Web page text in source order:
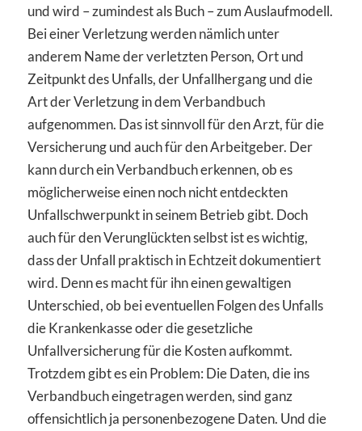
und wird – zumindest als Buch – zum Auslaufmodell.
Bei einer Verletzung werden nämlich unter
anderem Name der verletzten Person, Ort und
Zeitpunkt des Unfalls, der Unfallhergang und die
Art der Verletzung in dem Verbandbuch
aufgenommen. Das ist sinnvoll für den Arzt, für die
Versicherung und auch für den Arbeitgeber. Der
kann durch ein Verbandbuch erkennen, ob es
möglicherweise einen noch nicht entdeckten
Unfallschwerpunkt in seinem Betrieb gibt. Doch
auch für den Verunglückten selbst ist es wichtig,
dass der Unfall praktisch in Echtzeit dokumentiert
wird. Denn es macht für ihn einen gewaltigen
Unterschied, ob bei eventuellen Folgen des Unfalls
die Krankenkasse oder die gesetzliche
Unfallversicherung für die Kosten aufkommt.
Trotzdem gibt es ein Problem: Die Daten, die ins
Verbandbuch eingetragen werden, sind ganz
offensichtlich ja personenbezogene Daten. Und die